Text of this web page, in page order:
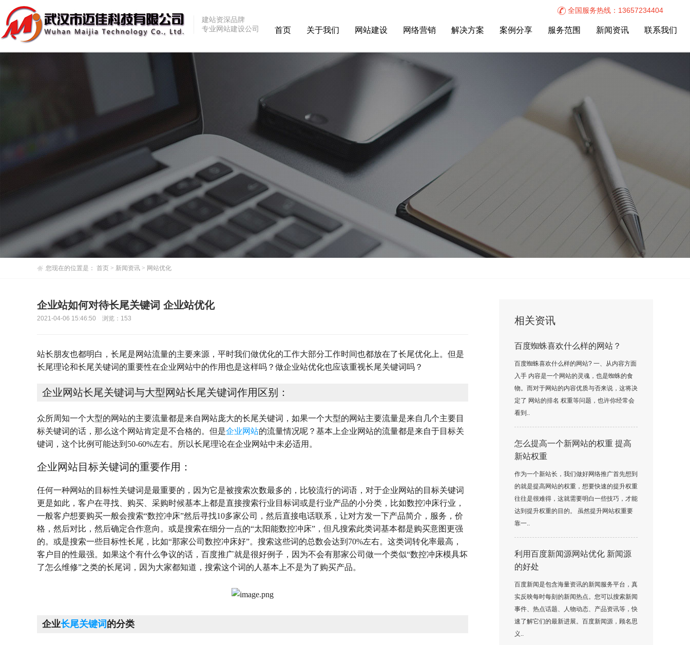
全国服务热线：13657234404
建站资深品牌
专业网站建设公司
首页 关于我们 网站建设 网络营销 解决方案 案例分享 服务范围 新闻资讯 联系我们
您现在的位置是： 首页 > 新闻资讯 > 网站优化
企业站如何对待长尾关键词 企业站优化
2021-04-06 15:46:50 浏览： 153
站长朋友也都明白，长尾是网站流量的主要来源，平时我们做优化的工作大部分工作时间也都放在了长尾优化上。但是
长尾理论和长尾关键词的重要性在企业网站中的作用也是这样吗？做企业站优化也应该重视长尾关键词吗？
企业网站长尾关键词与大型网站长尾关键词作用区别：
众所周知一个大型的网站的主要流量都是来自网站庞大的长尾关键词，如果一个大型的网站主要流量是来自几个主要目
标关键词的话，那么这个网站肯定是不合格的。但是企业网站的流量情况呢？基本上企业网站的流量都是来自于目标关
键词，这个比例可能达到50-60%左右。所以长尾理论在企业网站中未必适用。
企业网站目标关键词的重要作用：
任何一种网站的目标性关键词是最重要的，因为它是被搜索次数最多的，比较流行的词语，对于企业网站的目标关键词
更是如此，客户在寻找、购买、采购时候基本上都是直接搜索行业目标词或是行业产品的小分类，比如数控冲床行业，
一般客户想要购买一般会搜索“数控冲床”然后寻找10多家公司，然后直接电话联系，让对方发一下产品简介，服务，价
格，然后对比，然后确定合作意向。或是搜索在细分一点的“太阳能数控冲床”，但凡搜索此类词基本都是购买意图更强
的。或是搜索一些目标性长尾，比如“那家公司数控冲床好”。搜索这些词的总数会达到70%左右。这类词转化率最高，
客户目的性最强。如果这个有什么争议的话，百度推广就是很好例子，因为不会有那家公司做一个类似“数控冲床模具坏
了怎么维修”之类的长尾词，因为大家都知道，搜索这个词的人基本上不是为了购买产品。
企业长尾关键词 的分类
相关资讯
百度蜘蛛喜欢什么样的网站？
百度蜘蛛喜欢什么样的网站? 一、从内容方面
入手 内容是一个网站的灵魂，也是蜘蛛的食
物。而对于网站的内容优质与否来说，这将决
定了 网站的排名 权重等问题，也许你经常会
看到..
怎么提高一个新网站的权重 提高
新站权重
作为一个新站长，我们做好网络推广首先想到
的就是提高网站的权重，想要快速的提升权重
往往是很难得，这就需要明白一些技巧，才能
达到提升权重的目的。 虽然提升网站权重要
靠一..
利用百度新闻源网站优化 新闻源
的好处
百度新闻是包含海量资讯的新闻服务平台，真
实反映每时每刻的新闻热点。您可以搜索新闻
事件、热点话题、人物动态、产品资讯等，快
速了解它们的最新进展。百度新闻源，顾名思
义..